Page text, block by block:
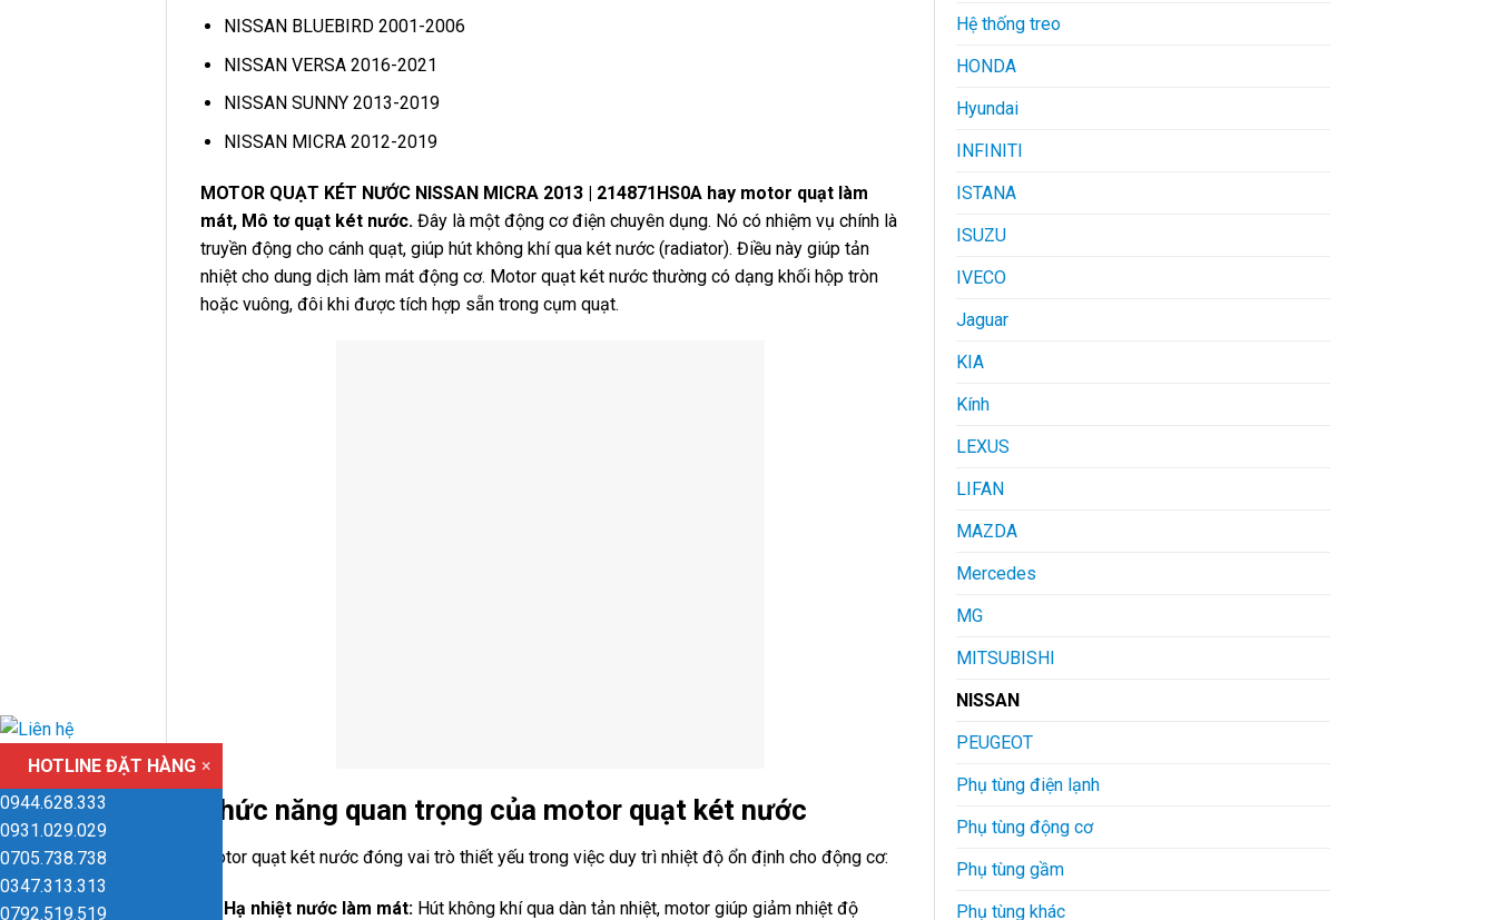
NISSAN BLUEBIRD 2001-2006
NISSAN VERSA 2016-2021
NISSAN SUNNY 2013-2019
NISSAN MICRA 2012-2019
MOTOR QUẠT KÉT NƯỚC NISSAN MICRA 2013 | 214871HS0A hay motor quạt làm
mát, Mô tơ quạt két nước.Đây là một động cơ điện chuyên dụng. Nó có nhiệm vụ chính là
truyền động cho cánh quạt, giúp hút không khí qua két nước (radiator). Điều này giúp tản
nhiệt cho dung dịch làm mát động cơ. Motor quạt két nước thường có dạng khối hộp tròn
hoặc vuông, đôi khi được tích hợp sẵn trong cụm quạt.
Chức năng quan trọng của motor quạt két nước
Motor quạt két nước đóng vai trò thiết yếu trong việc duy trì nhiệt độ ổn định cho động cơ:
Hạ nhiệt nước làm mát: Hút không khí qua dàn tản nhiệt, motor giúp giảm nhiệt độ
Hệ thống treo
HONDA
Hyundai
INFINITI
ISTANA
ISUZU
IVECO
Jaguar
KIA
Kính
LEXUS
LIFAN
MAZDA
Mercedes
MG
MITSUBISHI
NISSAN
PEUGEOT
Phụ tùng điện lạnh
Phụ tùng động cơ
Phụ tùng gầm
Phụ tùng khác
HOTLINE ĐẶT HÀNG ×
0944.628.333
0931.029.029
0705.738.738
0347.313.313
0792.519.519